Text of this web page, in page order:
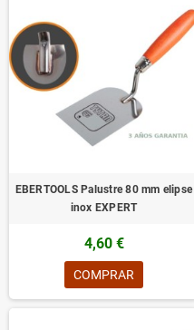
EBERTOOLS Palustre 80 mm elipse
inox EXPERT
4,60 €
COMPRAR